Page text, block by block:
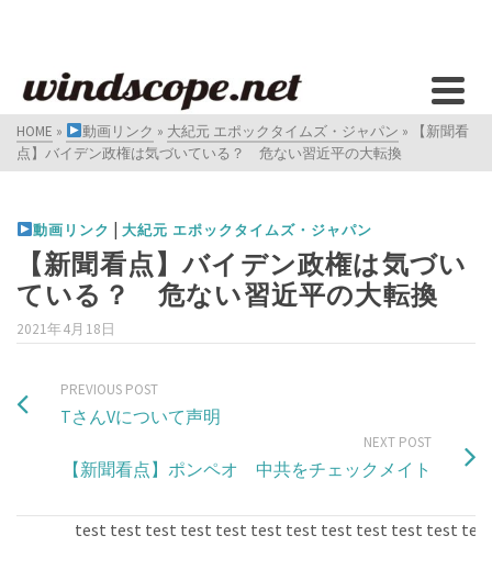
HOME » 動画リンク » 大紀元 エポックタイムズ・ジャパン »
【新聞看
点】バイデン政権は気づいている？ 危ない習近平の大転換
動画リンク | 大紀元 エポックタイムズ・ジャパン
【新聞看点】バイデン政権は気づい
ている？ 危ない習近平の大転換
2021年4月18日
PREVIOUS POST
TさんVについて声明
NEXT POST
【新聞看点】ポンペオ 中共をチェックメイト
test test test test test test test test test test test test